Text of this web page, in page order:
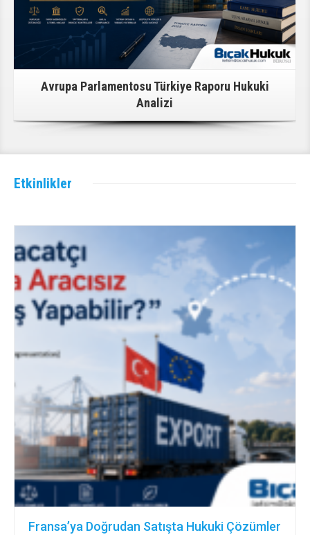
Avrupa Parlamentosu Türkiye Raporu Hukuki
Analizi
Etkinlikler
Fransa’ya Doğrudan Satışta Hukuki Çözümler